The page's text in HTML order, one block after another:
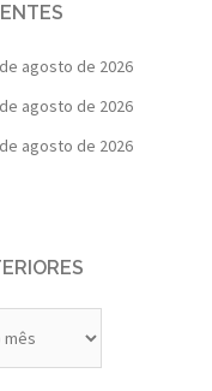
agosto de 2026
agosto de 2026
agosto de 2026